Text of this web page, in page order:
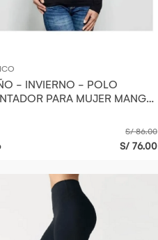
- INVIERNO - POLO
PARA MUJER MANGA
S/ 86.00
S/ 76.00